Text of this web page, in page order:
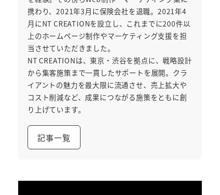
携わり、2021年3月に保険会社を退職。2021年4
月にNT CREATIONを設立し、これまでに200件以
上のホームページ制作やマーケティング支援を担
当させていただきました。
NT CREATIONは、東京・渋谷を拠点に、戦略設計
から集客施策まで一貫したサポートを展開。クラ
イアントの魅力を最大限に流通させ、売上拡大や
コスト削減など、成果につながる施策をともに創
り上げています。
記事一覧